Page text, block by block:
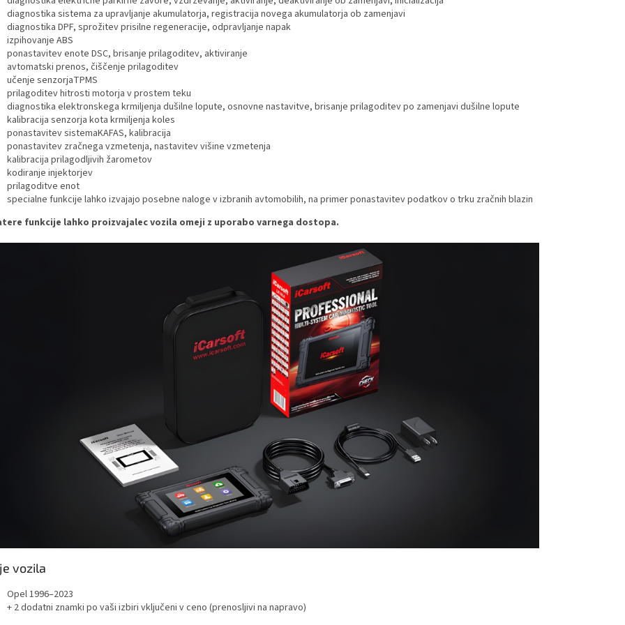
diagnostika sistema za upravljanje akumulatorja, registracija novega akumulatorja ob zamenjavi
diagnostika DPF, sprožitev prisilne regeneracije, odpravljanje napak
izpihovanje ABS
ponastavitev enote DSC, brisanje prilagoditev, aktiviranje
avtomatski prenos, čiščenje prilagoditev
učenje senzorjaTPMS
prilagoditev hitrosti motorja v prostem teku
diagnostika elektronskega krmiljenja dušilne lopute, osnovne nastavitve, brisanje prilagoditev po zamenjavi dušilne lopute
kalibracija senzorja kota krmiljenja koles
ponastavitev sistemaKAFAS, kalibracija
ponastavitev zračnega vzmetenja, nastavitev višine vzmetenja
kalibracija prilagodljivih žarometov
kodiranje injektorjev
prilagoditve enot
specialne funkcije lahko izvajajo posebne naloge v izbranih avtomobilih, na primer ponastavitev podatkov o trku zračnih blazin
funkcije lahko proizvajalec vozila omeji z uporabo varnega dostopa.
vozila
Opel 1996–2023
+ 2 dodatni znamki po vaši izbiri vključeni v ceno (prenosljivi na napravo)